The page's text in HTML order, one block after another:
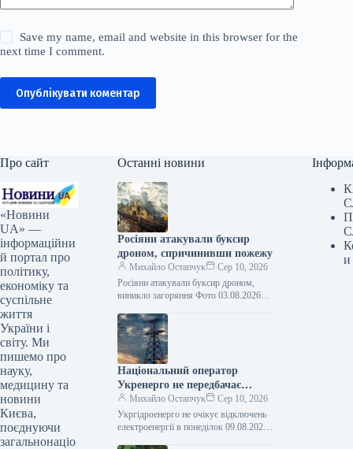
Save my name, email and website in this browser for the
next time I comment.
Опублікувати коментар
Про сайт
«Новини
UA» —
інформаційни
й портал про
політику,
економіку та
суспільне
життя
України і
світу. Ми
пишемо про
науку,
медицину та
новини
Києва,
поєднуючи
загальнонаціо
Останні новини
Росіяни атакували буксир
дроном, спричинивши пожежу
Михайло Остапчук
Сер 10, 2026
Росіяни атакували буксир дроном,
виникло загоряння Фото 03.08.2026
вдосвіта 3 серпня атакували
комерційний буксир безпілотником
типу…
Національний оператор
Укренерго не передбачає
відключень електроенергії у
понеділок.
Михайло Остапчук
Сер 10, 2026
Укргідроенерго не очікує відключень
електроенергії в понеділок 09.08.2026
и